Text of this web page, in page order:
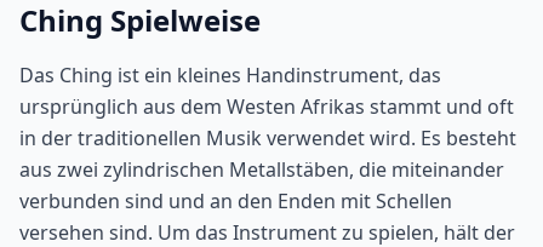
Ching Spielweise
Das Ching ist ein kleines Handinstrument, das
ursprünglich aus dem Westen Afrikas stammt und oft
in der traditionellen Musik verwendet wird. Es besteht
aus zwei zylindrischen Metallstäben, die miteinander
verbunden sind und an den Enden mit Schellen
versehen sind. Um das Instrument zu spielen, hält der